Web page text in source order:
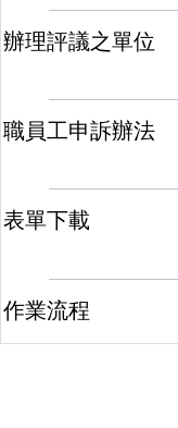
辦理評議之單位
職員工申訴辦法
表單下載
作業流程